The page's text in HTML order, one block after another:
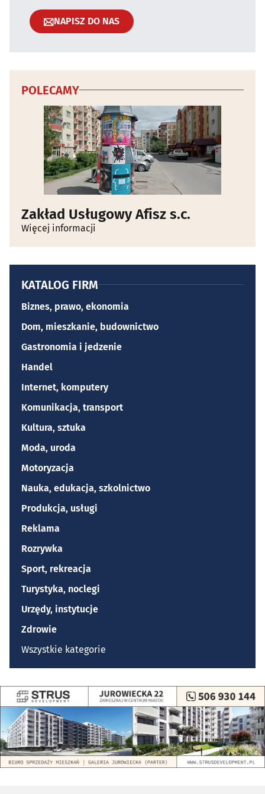
NAPISZ DO NAS
POLECAMY
Zakład Usługowy Afisz s.c.
Więcej informacji
KATALOG FIRM
Biznes, prawo, ekonomia
Dom, mieszkanie, budownictwo
Gastronomia i jedzenie
Handel
Internet, komputery
Komunikacja, transport
Kultura, sztuka
Moda, uroda
Motoryzacja
Nauka, edukacja, szkolnictwo
Produkcja, usługi
Reklama
Rozrywka
Sport, rekreacja
Turystyka, noclegi
Urzędy, instytucje
Zdrowie
Wszystkie kategorie